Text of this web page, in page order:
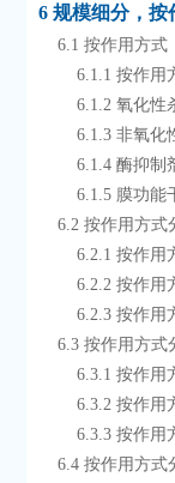
6 规模细分，按
6.1 按作用方
6.1.1
6.1.2 氧化
6.1.3 非
6.1.4 酶抑制
6.1.5 膜功
6.2 按作用
6.2.1
6.2.2
6.2.3
6.3 按作用
6.3.1
6.3.2
6.4 按作用